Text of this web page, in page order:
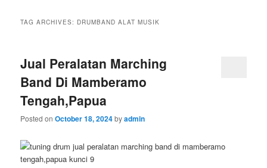
TAG ARCHIVES: DRUMBAND ALAT MUSIK
Jual Peralatan Marching
Band Di Mamberamo
Tengah,Papua
Posted onOctober 18, 2024byadmin